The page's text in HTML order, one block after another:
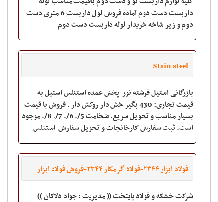
داربست دست دوم آماده فروش لول داربست 6 متری دست
دوم و زیر شاخه خریدار لوله داربست دست دوم
Stain steel
بازرگانی استیل فرشته نور پخش عمده استنلس استیل به
قیمت تجاری: 430 بگیر خش دار روکش دار . فروش با قیمت
بسیار مناسب و تحویل سریع. ضخامت 5/. 6/. 7/. 8/. موجود
است. ثبت سفارش کارخانجات و تحویل سفارش استنلس
استیل در اسرع وقت . استیل 304
فولاد ابزار ۲۳۴۴-فولاد گرمکار ۲۳۴۴-فروش فولاد ابزار
شرکت خشکه و فولاد پایتخت (( مدیریت : جواد دلاکان ))